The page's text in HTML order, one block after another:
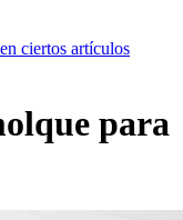
ciertos artículos
para